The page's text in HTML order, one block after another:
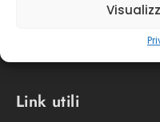
Link utili